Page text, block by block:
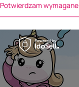
Potwierdzam wymagane